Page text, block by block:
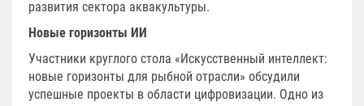
развития сектора аквакультуры.
Новые горизонты ИИ
Участники круглого стола «Искусственный интеллект:
новые горизонты для рыбной отрасли» обсудили
успешные проекты в области цифровизации. Одно из